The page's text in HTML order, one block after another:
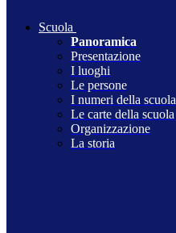
Scuola
Panoramica
Presentazione
I luoghi
Le persone
I numeri della scuola
Le carte della scuola
Organizzazione
La storia